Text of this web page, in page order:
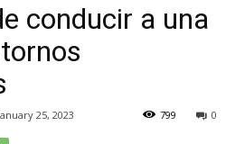
conducir a una
25, 2023 0
799